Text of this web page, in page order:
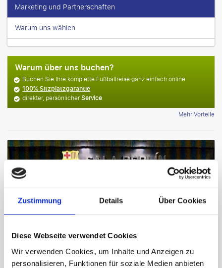
Zustimmung Details Über Cookies
Diese Webseite verwendet Cookies
Wir verwenden Cookies, um Inhalte und Anzeigen zu
personalisieren, Funktionen für soziale Medien anbieten
Marketing und Partnerschaften
Warum uns wählen
Warum über uns buchen?
Buchen Sie Ihre komplette Fußballreise ganz einfach online
100% Sitzplatzgarantie
direkter, persönlicherService
Mehr Vorteile